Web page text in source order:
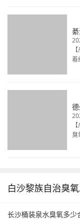
着
臭
白沙黎族自治臭